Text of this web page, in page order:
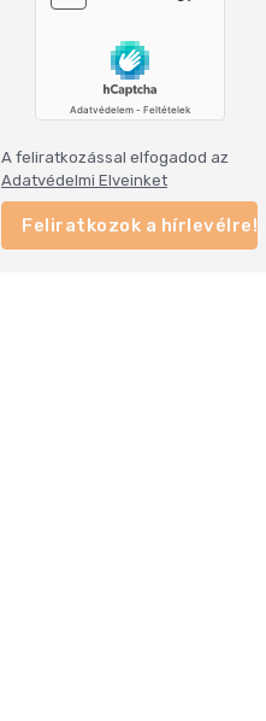
A feliratkozással elfogadod az
Adatvédelmi Elveinket
Feliratkozok a hírlevélre!